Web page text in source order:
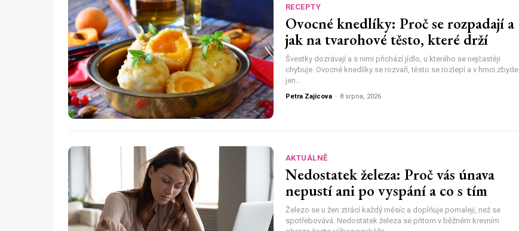
RECEPTY
Ovocné knedlíky: Proč se rozpadají a
jak na tvarohové těsto, které drží
Švestky dozrávají a s nimi přichází jídlo, u kterého se nejčastěji
chybuje. Ovocné knedlíky se rozvaří, těsto se rozlepí a v hrnci zbyde
jen...
Petra Zajícova - 8 srpna, 2026
AKTUÁLNĚ
Nedostatek železa: Proč vás únava
nepustí ani po vyspání a co s tím
Železo se u žen ztrácí každý měsíc a doplňuje pomaleji, než se
spotřebovává. Nedostatek železa se přitom v běžném krevním